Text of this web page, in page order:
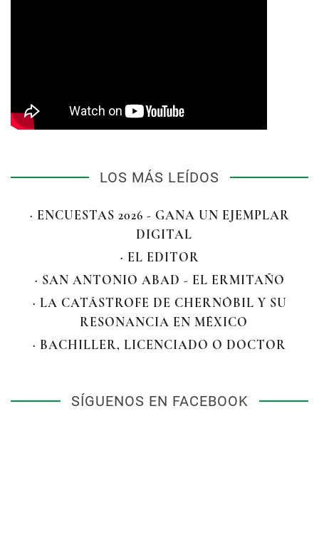
LOS MÁS LEÍDOS
· ENCUESTAS 2026 - GANA UN EJEMPLAR
DIGITAL
· EL EDITOR
· SAN ANTONIO ABAD - EL ERMITAÑO
· LA CATÁSTROFE DE CHERNÓBIL Y SU
RESONANCIA EN MÉXICO
· BACHILLER, LICENCIADO O DOCTOR
SÍGUENOS EN FACEBOOK